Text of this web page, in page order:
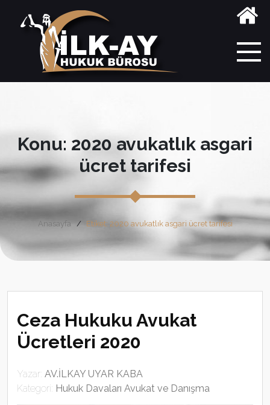
Konu: 2020 avukatlık asgari
ücret tarifesi
Anasayfa Etiket: 2020 avukatlık asgari ücret tarifesi
Ceza Hukuku Avukat
Ücretleri 2020
Yazar: AV.İLKAY UYAR KABA
Kategori: Hukuk Davaları Avukat ve Danışma